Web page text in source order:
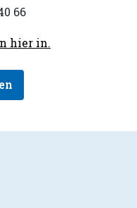
66
hier in.